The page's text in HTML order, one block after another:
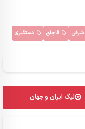
شرقی قاچاق دستگیری
لیگ ایران و جهان